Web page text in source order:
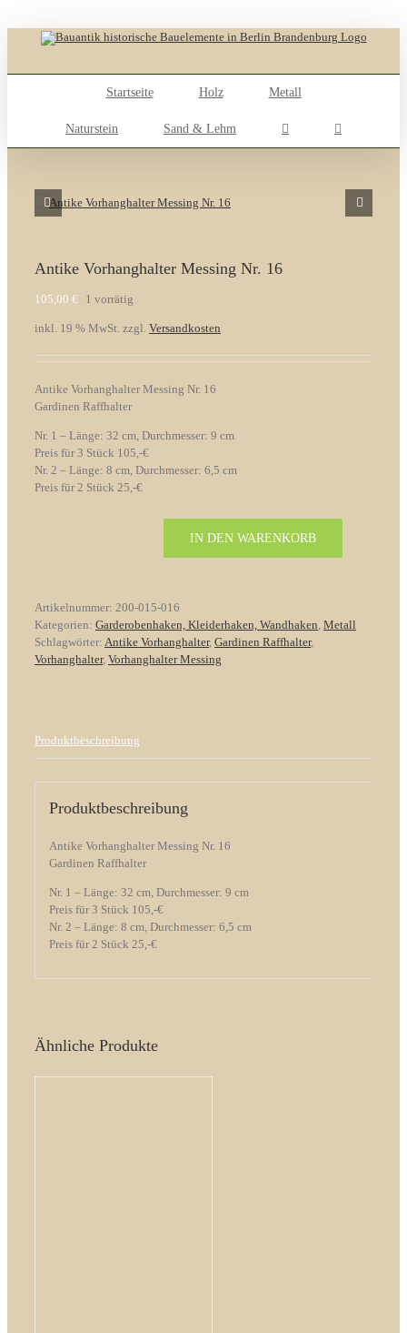
content
Startseite
Holz Metall
Naturstein Sand & Lehm
Antike Vorhanghalter Messing Nr. 16
105,00 € 1 vorrätig
inkl. 19 % MwSt. zzgl. Versandkosten
Antike Vorhanghalter Messing Nr. 16
Gardinen Raffhalter
Nr. 1 – Länge: 32 cm, Durchmesser: 9 cm
Preis für 3 Stück 105,-€
Nr. 2 – Länge: 8 cm, Durchmesser: 6,5 cm
Preis für 2 Stück 25,-€
16
Menge
IN DEN WARENKORB
Artikelnummer: 200-015-016
Kategorien: Garderobenhaken, Kleiderhaken, Wandhaken, Metall
Schlagwörter: Antike Vorhanghalter, Gardinen Raffhalter,
Vorhanghalter, Vorhanghalter Messing
Produktbeschreibung
Produktbeschreibung
Antike Vorhanghalter Messing Nr. 16
Gardinen Raffhalter
Nr. 1 – Länge: 32 cm, Durchmesser: 9 cm
Preis für 3 Stück 105,-€
Nr. 2 – Länge: 8 cm, Durchmesser: 6,5 cm
Preis für 2 Stück 25,-€
Ähnliche Produkte